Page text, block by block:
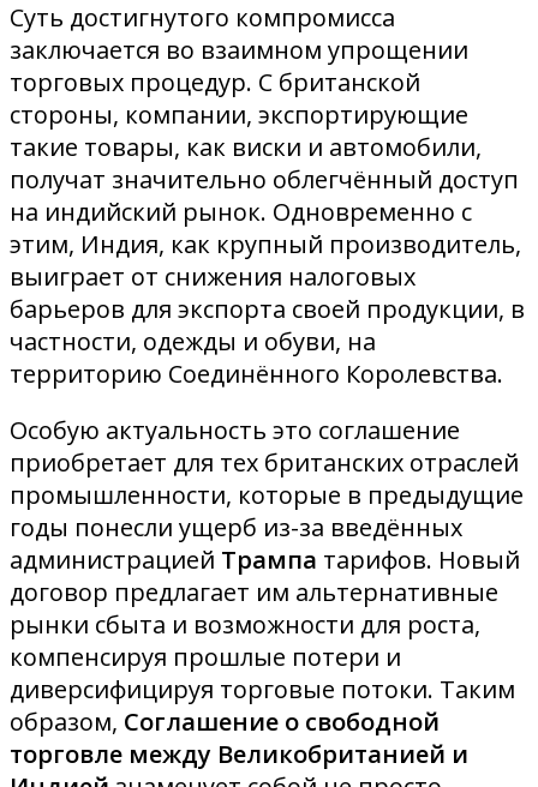
Суть достигнутого компромисса
заключается во взаимном упрощении
торговых процедур. С британской
стороны, компании, экспортирующие
такие товары, как виски и автомобили,
получат значительно облегчённый доступ
на индийский рынок. Одновременно с
этим, Индия, как крупный производитель,
выиграет от снижения налоговых
барьеров для экспорта своей продукции, в
частности, одежды и обуви, на
территорию Соединённого Королевства.
Особую актуальность это соглашение
приобретает для тех британских отраслей
промышленности, которые в предыдущие
годы понесли ущерб из-за введённых
администрацией Трампа тарифов. Новый
договор предлагает им альтернативные
рынки сбыта и возможности для роста,
компенсируя прошлые потери и
диверсифицируя торговые потоки. Таким
образом, Соглашение о свободной
торговле между Великобританией и